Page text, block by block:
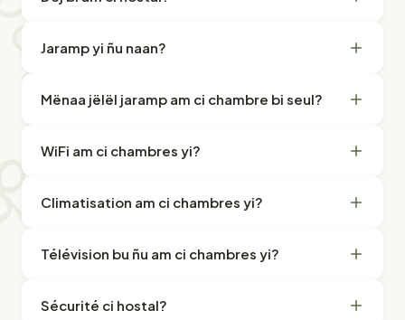
Jaramp yi ñu naan?
Mënaa jëlël jaramp am ci chambre bi seul?
WiFi am ci chambres yi?
Climatisation am ci chambres yi?
Télévision bu ñu am ci chambres yi?
Sécurité ci hostal?